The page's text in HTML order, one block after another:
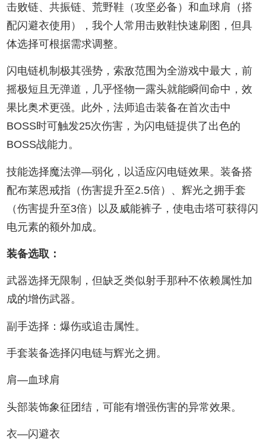
击败链、共振链、荒野鞋（攻坚必备）和血球肩（搭
配闪避衣使用），我个人常用击败鞋快速刷图，但具
体选择可根据需求调整。
闪电链机制极其强势，索敌范围为全游戏中最大，前
摇极短且无弹道，几乎怪物一露头就能瞬间命中，效
果比奥术更强。此外，法师追击装备在首次击中
BOSS时可触发25次伤害，为闪电链提供了出色的
BOSS战能力。
技能选择魔法弹—弱化，以适应闪电链效果。装备搭
配布莱恩戒指（伤害提升至2.5倍）、辉光之拥手套
（伤害提升至3倍）以及威能裤子，使电击塔可获得闪
电元素的额外加成。
装备选取：
武器选择无限制，但缺乏类似射手那种不依赖属性加
成的增伤武器。
副手选择：爆伤或追击属性。
手套装备选择闪电链与辉光之拥。
肩—血球肩
头部装饰象征团结，可能有增强伤害的异常效果。
衣—闪避衣